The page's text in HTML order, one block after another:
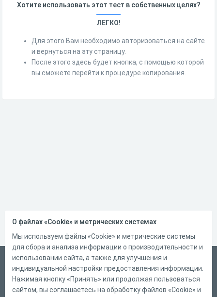
Хотите использовать этот тест в собственных целях?
ЛЕГКО!
Для этого Вам необходимо авторизоваться на сайте
и вернуться на эту страницу.
После этого здесь будет кнопка, с помощью которой
вы сможете перейти к процедуре копирования.
Русский
Справка
Форма обратной связи
О файлах «Cookie» и метрических системах
Мы используем файлы «Cookie» и метрические системы
для сбора и анализа информации о производительности и
использовании сайта, а также для улучшения и
индивидуальной настройки предоставления информации.
Нажимая кнопку «Принять» или продолжая пользоваться
сайтом, вы соглашаетесь на обработку файлов «Cookie» и